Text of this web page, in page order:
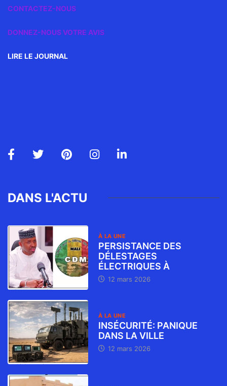
CONTACTEZ-NOUS
DONNEZ-NOUS VOTRE AVIS
LIRE LE JOURNAL
DANS L'ACTU
À LA UNE
PERSISTANCE DES
DÉLESTAGES
ÉLECTRIQUES À
12 mars 2026
À LA UNE
INSÉCURITÉ: PANIQUE
DANS LA VILLE
12 mars 2026